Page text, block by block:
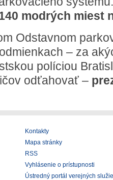
modrých miest
Odstavnom
– za
políciou
odťahovať –
Kontakty
Mapa stránky
RSS
Vyhlásenie o prístupnosti
Ústredný portál verejných